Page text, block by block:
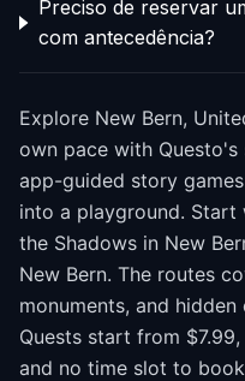
Preciso de reservar
com antecedência?
Explore New Bern,
own pace with
app-guided story
into a playground. Start
the Shadows in New
New Bern. The routes
monuments, and
Quests start from
and no time slot to